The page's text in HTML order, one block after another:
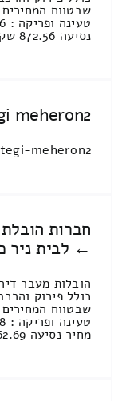
נסיעה 872.56 שקל / זמן נסיעה בין ערים 1 [...]
meheron2
tegi-meheron2
חברות
← לבית ניר
הובלות מעבר
מחיר נסיעה 462.69 שקל / זמן נסיעה בין ערים [...]